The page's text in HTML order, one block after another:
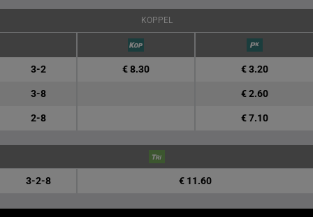
KOPPEL
3-2 € 8.30 € 3.20
3-8 € 2.60
2-8 € 7.10
3-2-8 € 11.60